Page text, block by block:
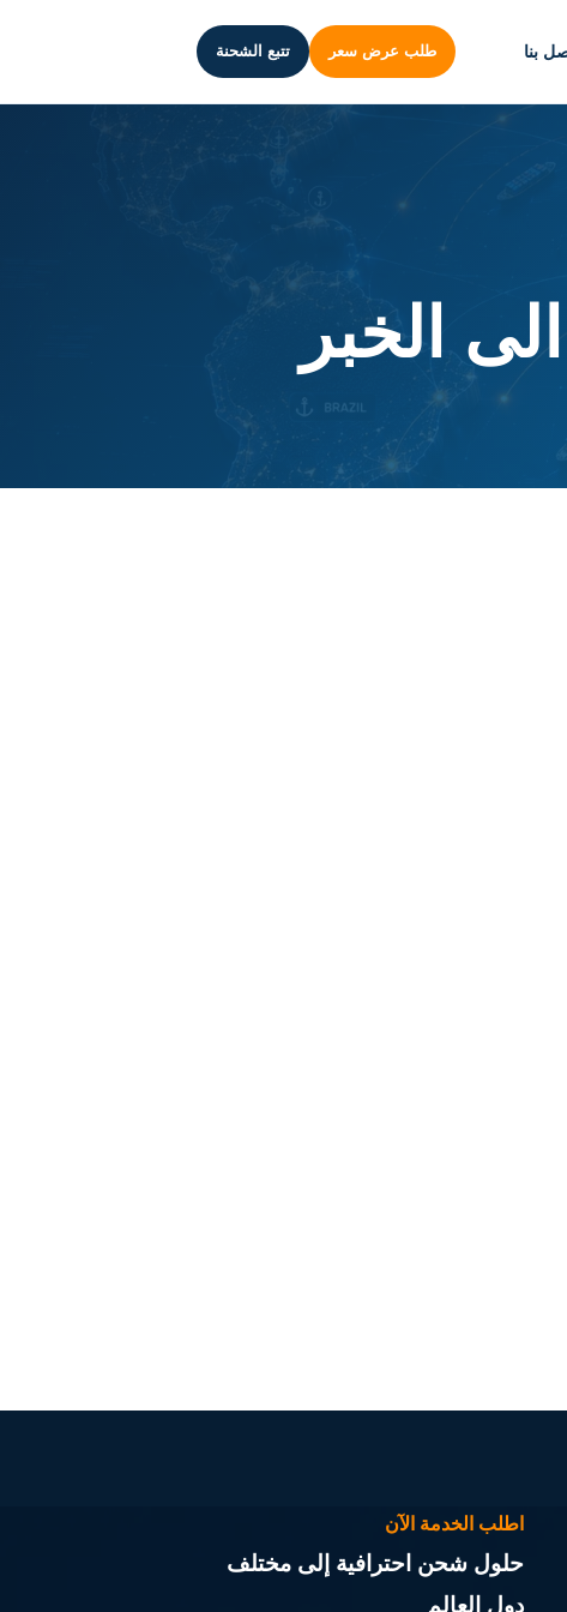
بنا طلب عرض سعر تتبع الشحنة
الخبر
اطلب الخدمة الآن
حلول شحن احترافية إلى مختلف
دول العالم